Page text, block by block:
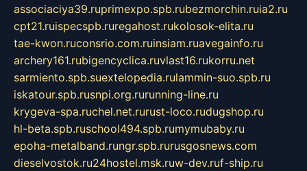
associaciya39.ruprimexpo.spb.rubezmorchin.ruia2.ru
cpt21.ruispecspb.ruregahost.rukolosok-elita.ru
tae-kwon.ruconsrio.com.ruinsiam.ruavegainfo.ru
archery161.rubigencyclica.ruvlast16.rukorru.net
sarmiento.spb.suextelopedia.rulammin-suo.spb.ru
iskatour.spb.rusnpi.org.rurunning-line.ru
krygeva-spa.ruchel.net.rurust-loco.rudugshop.ru
hl-beta.spb.ruschool494.spb.rumymubaby.ru
epoha-metalband.rungr.spb.rurusgosnews.com
dieselvostok.ru24hostel.msk.ruw-dev.ruf-ship.ru